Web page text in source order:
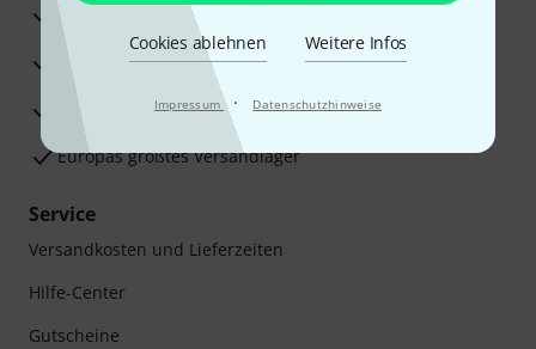
Cookies ablehnen Weitere Infos
Impressum · Datenschutzhinweise
Reparaturservice
Beratung durch Fachexperten
Zufriedenheitsgarantie
Europas größtes Versandlager
Service
Versandkosten und Lieferzeiten
Hilfe-Center
Gutscheine